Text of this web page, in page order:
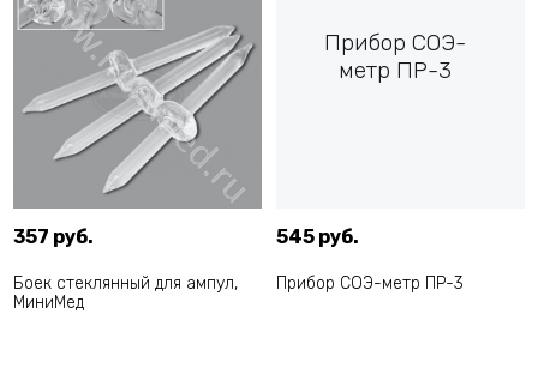
357 руб.
Боек стеклянный для ампул,
МиниМед
Прибор СОЭ-
метр ПР-3
545 руб.
Прибор СОЭ-метр ПР-3